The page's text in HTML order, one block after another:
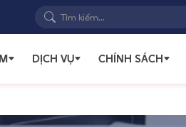
DỊCH VỤ CHÍNH SÁCH